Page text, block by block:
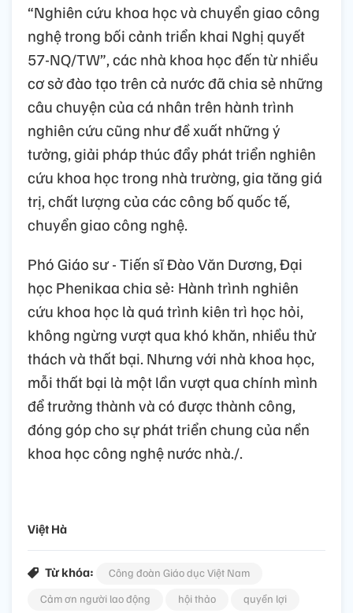
“Nghiên cứu khoa học và chuyển giao công
nghệ trong bối cảnh triển khai Nghị quyết
57-NQ/TW”, các nhà khoa học đến từ nhiều
cơ sở đào tạo trên cả nước đã chia sẻ những
câu chuyện của cá nhân trên hành trình
nghiên cứu cũng như đề xuất những ý
tưởng, giải pháp thúc đẩy phát triển nghiên
cứu khoa học trong nhà trường, gia tăng giá
trị, chất lượng của các công bố quốc tế,
chuyển giao công nghệ.
Phó Giáo sư - Tiến sĩ Đào Văn Dương, Đại
học Phenikaa chia sẻ: Hành trình nghiên
cứu khoa học là quá trình kiên trì học hỏi,
không ngừng vượt qua khó khăn, nhiều thử
thách và thất bại. Nhưng với nhà khoa học,
mỗi thất bại là một lần vượt qua chính mình
để trưởng thành và có được thành công,
đóng góp cho sự phát triển chung của nền
khoa học công nghệ nước nhà./.
Việt Hà
Từ khóa:
Công đoàn Giáo dục Việt Nam
Cảm ơn người lao động
hội thảo
quyền lợi